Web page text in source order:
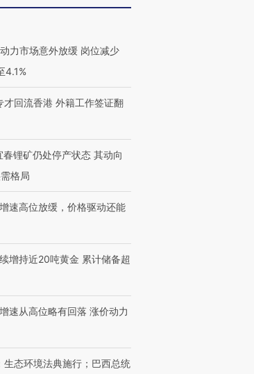
育部长拱下台
飞地休达
有意思的生活方式·第三对
住三大增长引擎是什么？
力市场意外放缓 岗位减少
4.1%
才回流香港 外籍工作签证翻
春锂矿仍处停产状态 其动向
格局
速高位放缓，价格驱动还能
增持近20吨黄金 累计储备超
速从高位略有回落 涨价动力
生态环境法典施行；巴西总统